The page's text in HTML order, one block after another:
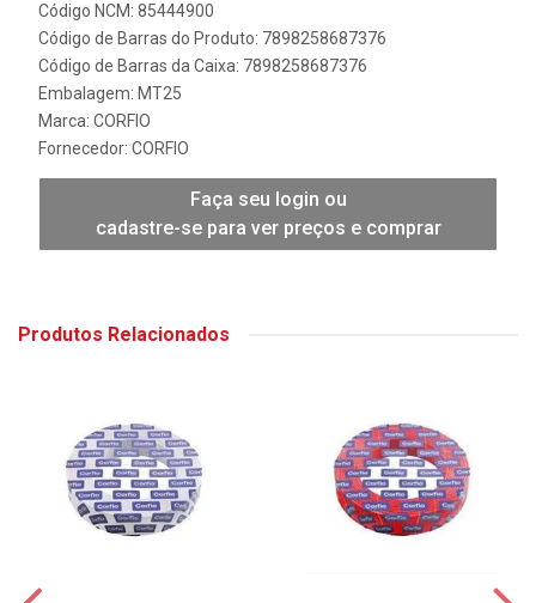
Código NCM: 85444900
Código de Barras do Produto: 7898258687376
Código de Barras da Caixa: 7898258687376
Embalagem: MT25
Marca: CORFIO
Fornecedor: CORFIO
Faça seu login ou
cadastre-se para ver preços e comprar
Produtos Relacionados